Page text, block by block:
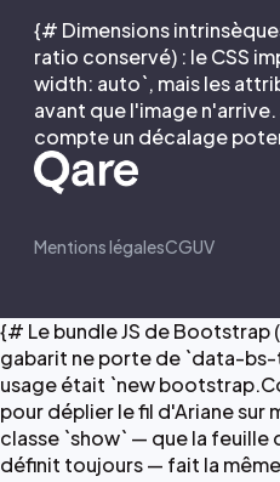
{# Dimensions
ratio conservé) : le CSS
width: auto`, mais les
avant que l'image
compte un décalage
Mentions légalesCGUV
{# Le bundle JS de Bootstrap
gabarit ne porte de `data-
usage était `new
pour déplier le fil d'Ariane sur
classe `show` — que la
définit toujours — fait la